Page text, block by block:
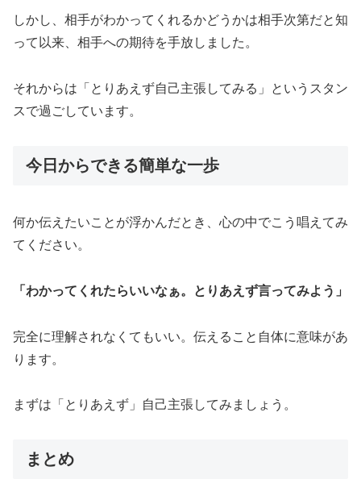
しかし、相手がわかってくれるかどうかは相手次第だと知
って以来、相手への期待を手放しました。
それからは「とりあえず自己主張してみる」というスタン
スで過ごしています。
今日からできる簡単な一歩
何か伝えたいことが浮かんだとき、心の中でこう唱えてみ
てください。
「わかってくれたらいいなぁ。とりあえず言ってみよう」
完全に理解されなくてもいい。伝えること自体に意味があ
ります。
まずは「とりあえず」自己主張してみましょう。
まとめ